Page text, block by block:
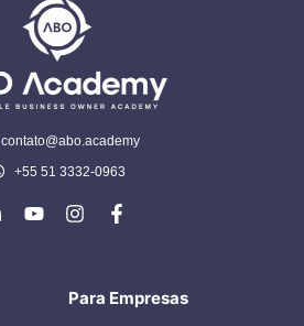
contato@abo.academy
+55 51 3332-0963
Para Empresas